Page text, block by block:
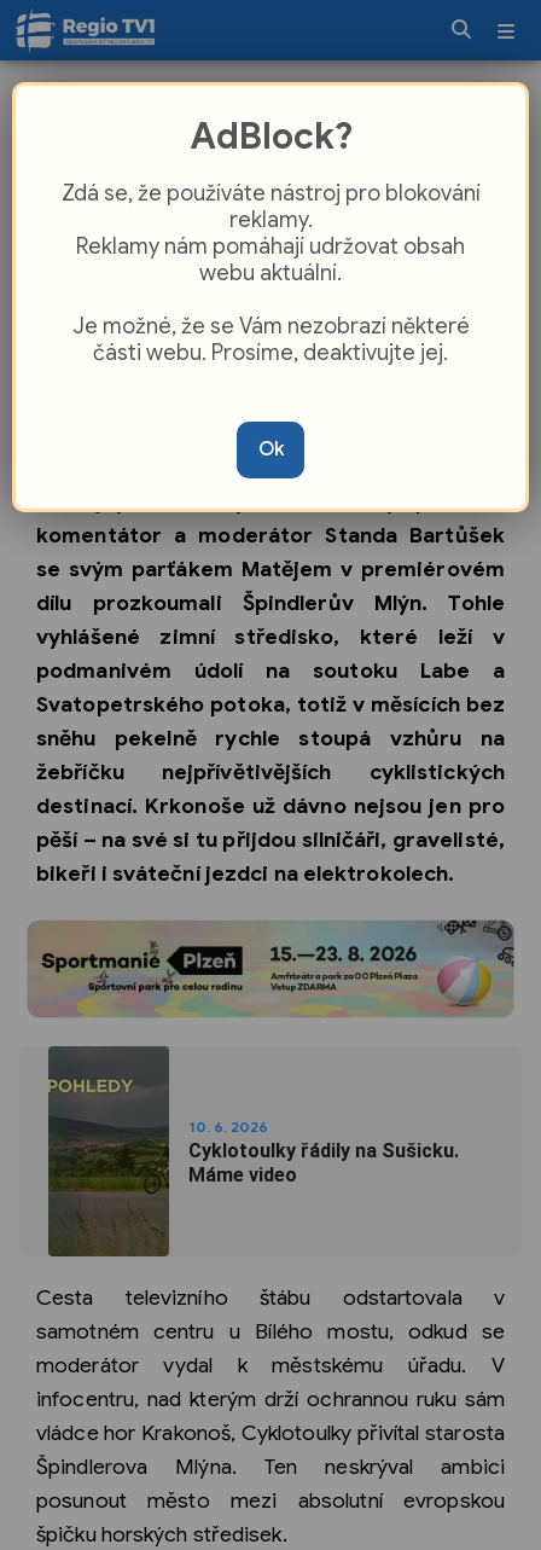
Standa Bartůšek se proletěl 100
Oblíbený televizní pořad Cyklotoulky vyráží
komentátor a moderátor Standa Bartůšek
se svým parťákem Matějem v premiérovém
dílu prozkoumali Špindlerův Mlýn. Tohle
vyhlášené zimní středisko, které leží v
podmanivém údolí na soutoku Labe a
Svatopetrského potoka, totiž v měsících bez
sněhu pekelně rychle stoupá vzhůru na
žebříčku nejpřívětivějších cyklistických
destinací. Krkonoše už dávno nejsou jen pro
pěší – na své si tu přijdou silničáři, gravelisté,
bikeři i sváteční jezdci na elektrokolech.
10. 6. 2026
Cyklotoulky řádily na Sušicku.
Máme video
Cesta televizního štábu odstartovala v
samotném centru u Bílého mostu, odkud se
moderátor vydal k městskému úřadu. V
infocentru, nad kterým drží ochrannou ruku sám
vládce hor Krakonoš, Cyklotoulky přivítal starosta
Špindlerova Mlýna. Ten neskrýval ambici
posunout město mezi absolutní evropskou
špičku horských středisek.
AdBlock?
Zdá se, že používáte nástroj pro blokování
reklamy.
Reklamy nám pomáhají udržovat obsah
webu aktuální.
Je možné, že se Vám nezobrazí některé
části webu. Prosíme, deaktivujte jej.
Ok